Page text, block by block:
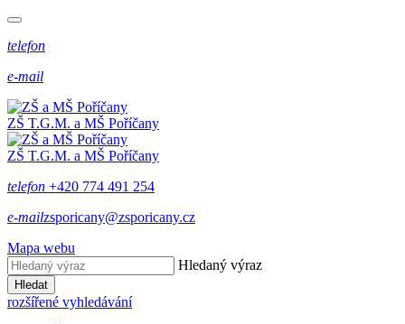
telefon
e-mail
ZŠ T.G.M. a MŠ Poříčany
ZŠ T.G.M. a MŠ Poříčany
telefon +420 774 491 254
e-mailzsporicany@zsporicany.cz
Mapa webu
Hledaný výraz
Hledat
rozšířené vyhledávání